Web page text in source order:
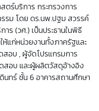
ร์บริการ กระทรวงการ
รม โดย ดร.นพ.ปฐม สวรรค์
(วศ.) เป็นประธานในพิธี
แก่หน่วยงานทั้งภาครัฐและ
อบ , ผู้จัดโปรแกรมการ
อบ และผู้ผลิตวัสดุอ้างอิง
ทร์ ชั้น 6 อาคารสถานศึกษา